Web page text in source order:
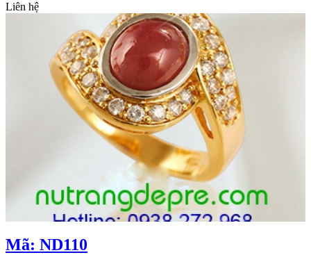
Liên hệ
Mã: ND110